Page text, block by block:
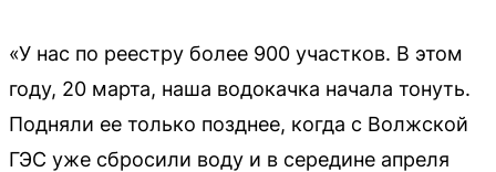
«У нас по реестру более 900 участков. В этом
году, 20 марта, наша водокачка начала тонуть.
Подняли ее только позднее, когда с Волжской
ГЭС уже сбросили воду и в середине апреля